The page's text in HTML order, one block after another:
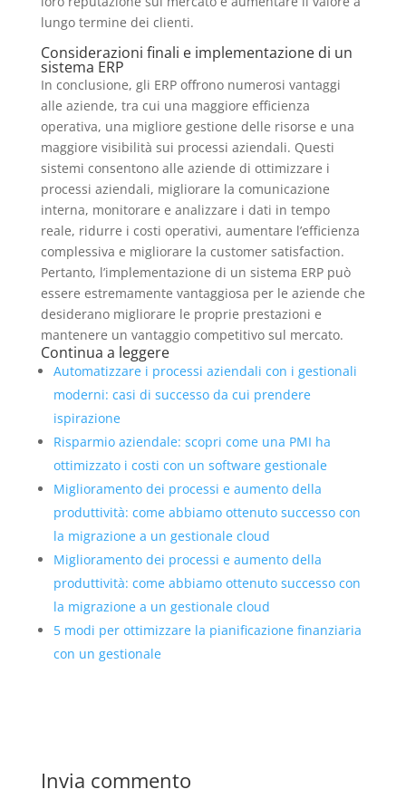
lungo termine dei clienti.
Considerazioni finali e implementazione di un
sistema ERP
In conclusione, gli ERP offrono numerosi vantaggi
alle aziende, tra cui una maggiore efficienza
operativa, una migliore gestione delle risorse e una
maggiore visibilità sui processi aziendali. Questi
sistemi consentono alle aziende di ottimizzare i
processi aziendali, migliorare la comunicazione
interna, monitorare e analizzare i dati in tempo
reale, ridurre i costi operativi, aumentare l’efficienza
complessiva e migliorare la customer satisfaction.
Pertanto, l’implementazione di un sistema ERP può
essere estremamente vantaggiosa per le aziende che
desiderano migliorare le proprie prestazioni e
mantenere un vantaggio competitivo sul mercato.
Continua a leggere
Automatizzare i processi aziendali con i gestionali
moderni: casi di successo da cui prendere
ispirazione
Risparmio aziendale: scopri come una PMI ha
ottimizzato i costi con un software gestionale
Miglioramento dei processi e aumento della
produttività: come abbiamo ottenuto successo con
la migrazione a un gestionale cloud
Miglioramento dei processi e aumento della
produttività: come abbiamo ottenuto successo con
la migrazione a un gestionale cloud
5 modi per ottimizzare la pianificazione finanziaria
con un gestionale
Invia commento